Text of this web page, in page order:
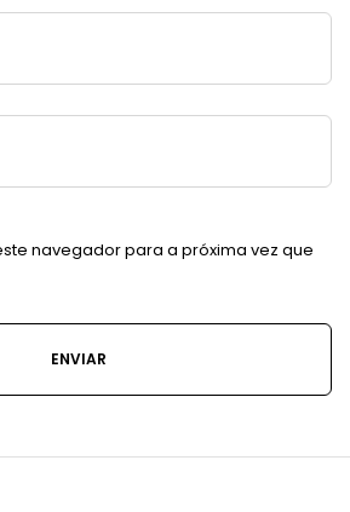
navegador para a próxima vez que